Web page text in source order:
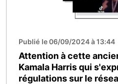
Publié le 06/09/2024 à 13:44
Attention à cette
Kamala Harris qui
régulations sur le